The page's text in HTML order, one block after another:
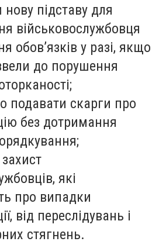
підставу для
військовослужбовця
обов’язків у разі, якщо
до порушення
подавати скарги про
без дотримання
які
про випадки
від переслідувань і
стягнень.